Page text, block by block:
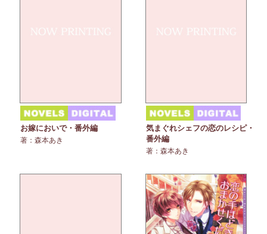
お嫁においで・番外編
著：森本あき
気まぐれシェフの恋のレシピ・
番外編
著：森本あき